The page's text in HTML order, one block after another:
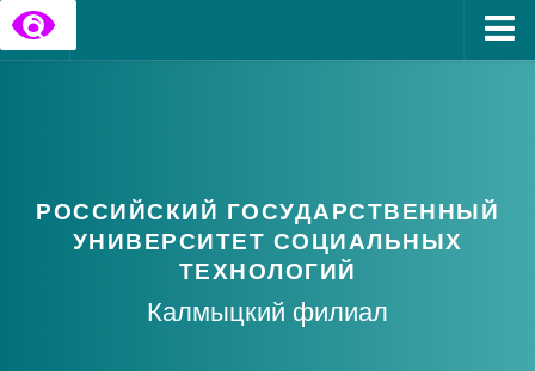
Часто задаваемые вопросы
РОССИЙСКИЙ ГОСУДАРСТВЕННЫЙ
УНИВЕРСИТЕТ СОЦИАЛЬНЫХ
ТЕХНОЛОГИЙ
Калмыцкий филиал